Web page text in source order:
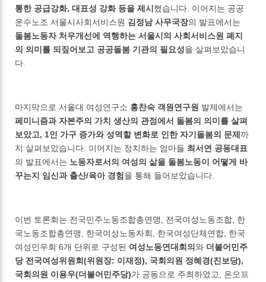
통한 공급강화, 대표성 강화 등을 제시했습니다. 이어지는 공공
운수노조 서울시사회서비스원 김정남 사무국장의 발표에서는
돌봄노동자 처우개선에 역행하는 서울시의 사회서비스원 폐지
의 의미를 되짚어보고 공공돌봄 기관의 필요성을 살펴보았습니
다.
마지막으로 서울대 여성연구소 홍찬숙 객원연구원 발제에서는
페미니즘과 자본주의 가치 생산의 관점에서 돌봄의 의미를 살펴
보았고, 1인 가구 증가와 성역할 변화로 인한 자기돌봄의 문제까
지 살펴보았습니다. 이어지는 정치하는 엄마들 최서연 공동대표
의 발표에서는 노동자로서의 여성의 삶을 돌봄노동이 어떻게 바
꾸는지 임신과 출산/육아 경험을 통해 들어보았습니다.
이번 토론회는 전국민주노동조합총연맹, 전국여성노동조합, 한
국노동조합총연맹, 한국여성노동자회, 한국여성단체연합, 한국
여성민우회 6개 단위로 구성된 여성노동연대회의와 더불어민주
당 전국여성위원회(위원장: 이재정), 국회의원 정혜경(진보당),
국회의원 이용우(더불어민주당)가 공동으로 주최하였고, 온오프